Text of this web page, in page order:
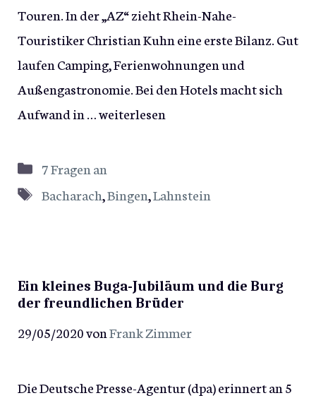
Touren. In der „AZ“ zieht Rhein-Nahe-
Touristiker Christian Kuhn eine erste Bilanz. Gut
laufen Camping, Ferienwohnungen und
Außengastronomie. Bei den Hotels macht sich
Aufwand in …weiterlesen
Kategorien
7 Fragen an
Schlagwörter
Bacharach,Bingen,Lahnstein
Ein kleines Buga-Jubiläum und die Burg
der freundlichen Brüder
29/05/2020vonFrank Zimmer
Die Deutsche Presse-Agentur (dpa) erinnert an 5